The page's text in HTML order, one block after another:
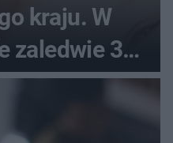
kraju. W
zaledwie 3